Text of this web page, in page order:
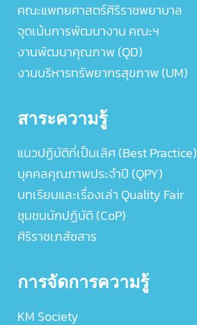
คณะแพทยศาสตร์ศิริราชพยาบาล
จุดเน้นการพัฒนางาน คณะฯ
งานพัฒนาคุณภาพ (QD)
งานบริหารทรัพยากรสุขภาพ (UM)
สาระความรู้
แนวปฏิบัติที่เป็นเลิศ (Best Practice)
บุคคลคุณภาพประจำปี (QPY)
บทเรียนและเรื่องเล่า Quality Fair
ชุมชนนักปฏิบัติ (CoP)
ศิริราชเภสัชสาร
การจัดการความรู้
KM Society